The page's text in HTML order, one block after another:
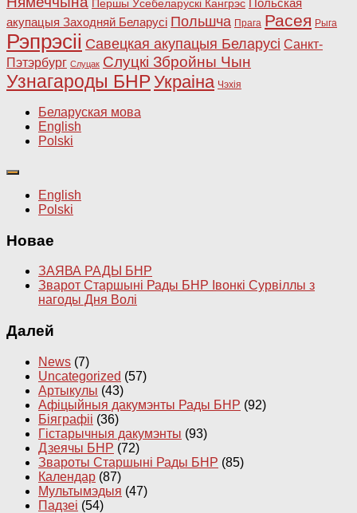
Першы Ўсебеларускі Кангрэс
акупацыя Заходняй Беларусі Польшча Прага Расея Рыга
Рэпрэсіі Савецкая акупацыя Беларусі Санкт-
Пэтэрбург Слуцак Слуцкі Збройны Чын
Узнагароды БНР Украіна Чэхія
Беларуская мова
English
Polski
English
Polski
Новае
ЗАЯВА РАДЫ БНР
Зварот Старшыні Рады БНР Івонкі Сурвіллы з
нагоды Дня Волі
Далей
News (7)
Uncategorized (57)
Артыкулы (43)
Афіцыйныя дакумэнты Рады БНР (92)
Біяграфіі (36)
Гістарычныя дакумэнты (93)
Дзеячы БНР (72)
Звароты Старшыні Рады БНР (85)
Календар (87)
Мультымэдыя (47)
Падзеі (54)